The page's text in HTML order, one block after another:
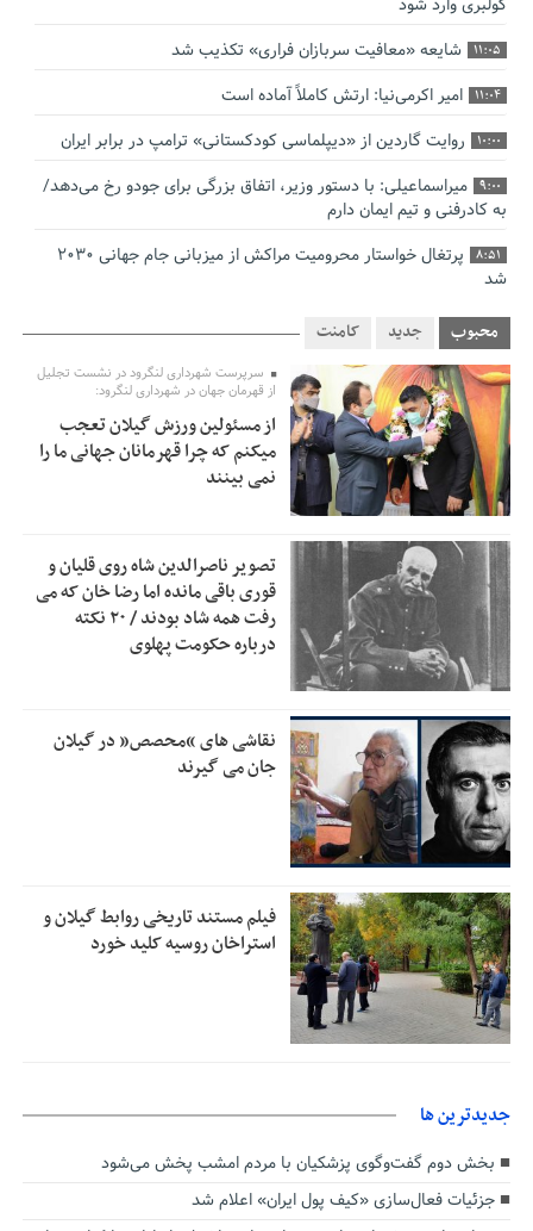
11:05 شایعه «معافیت سربازان فراری» تکذیب شد
11:04 امیر اکرمی‌نیا: ارتش کاملاً آماده است
10:00 روایت گاردین از «دیپلماسی کودکستانی» ترامپ در برابر ایران
9:00
میراسماعیلی: با دستور وزیر، اتفاق بزرگی برای جودو رخ می‌دهد/
به کادرفنی و تیم ایمان دارم
8:51
پرتغال خواستار محرومیت مراکش از میزبانی جام جهانی ۲۰۳۰
شد
فریدون جیرانی: اکبر عبدی حیف شد
0:58
تسهیلات اشتغالزایی در اختیار نهادهای حمایتی باید براساس
اولویت‌های گیلان پرداخت شود
2:53
زمان جلسه سرنوشت‌ساز هیات رئیسه فدراسیون فوتبال با حضور
قلعه‌نویی مشخص شد
2:50
دفتر رهبر انقلاب: مطالب خارج از مراجع رسمی فاقد سندیت
2:46
بقائی: فضای مذاکرات فنی و سیاسی ایران و عمان درباره تنگه
هرمز، مثبت است
1:30
رئیس سازمان جهاد کشاورزی استان: کشاورزان گیلان نسبت به
دریافت یارانه کود اقدام کنند
1:00 تمدید مهلت اظهارنامه‌های مالیاتی سال ۱۴۰۴ تا پایان شهریورماه
محبوب جدید کامنت
سرپرست شهرداری لنگرود در نشست تجلیل
از قهرمان جهان در شهرداری لنگرود:
از مسئولین ورزش گیلان تعجب
میکنم که چرا قهرمانان جهانی ما را
نمی بینند
تصویر ناصرالدین شاه روی قلیان و
قوری باقی مانده اما رضا خان که می
رفت همه شاد بودند / ۲۰ نکته
درباره حکومت پهلوی
نقاشی های “محصص” در گیلان
جان می گیرند
فیلم مستند تاریخی روابط گیلان و
استراخان روسیه کلید خورد
جديدترين ها
بخش دوم گفت‌وگوی پزشکیان با مردم امشب پخش می‌شود
جزئیات فعال‌سازی «کیف پول ایران» اعلام شد